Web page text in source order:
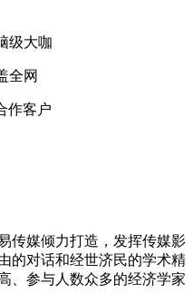
级大咖
全网
作客户
传媒倾力打造，发挥传媒影
的对话和经世济民的学术精
、参与人数众多的经济学家